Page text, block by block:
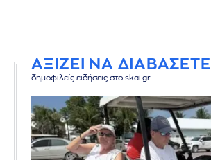
ΑΞΙΖΕΙ ΝΑ ΔΙΑΒΑΣΕΤΕ
δημοφιλείς ειδήσεις στο skai.gr